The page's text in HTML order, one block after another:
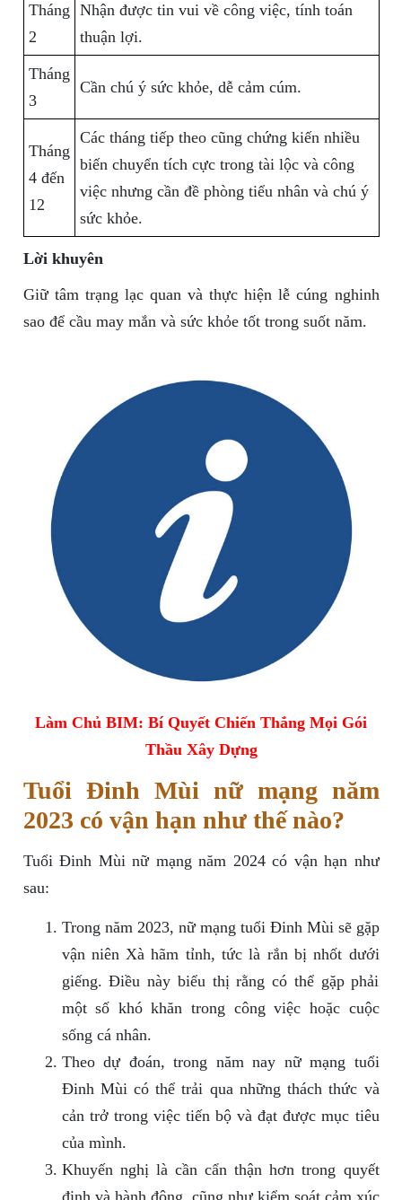
Tháng
2
Nhận được tin vui về công việc, tính toán
thuận lợi.
Tháng
3
Cần chú ý sức khỏe, dễ cảm cúm.
Tháng
4 đến
12
Các tháng tiếp theo cũng chứng kiến nhiều
biến chuyển tích cực trong tài lộc và công
việc nhưng cần đề phòng tiểu nhân và chú ý
sức khỏe.
Lời khuyên
Giữ tâm trạng lạc quan và thực hiện lễ cúng nghinh
sao để cầu may mắn và sức khỏe tốt trong suốt năm.
Làm Chủ BIM: Bí Quyết Chiến Thắng Mọi Gói
Thầu Xây Dựng
Tuổi Đinh Mùi nữ mạng năm
2023 có vận hạn như thế nào?
Tuổi Đinh Mùi nữ mạng năm 2024 có vận hạn như
sau:
Trong năm 2023, nữ mạng tuổi Đinh Mùi sẽ gặp
vận niên Xà hãm tỉnh, tức là rắn bị nhốt dưới
giếng. Điều này biểu thị rằng có thể gặp phải
một số khó khăn trong công việc hoặc cuộc
sống cá nhân.
Theo dự đoán, trong năm nay nữ mạng tuổi
Đinh Mùi có thể trải qua những thách thức và
cản trở trong việc tiến bộ và đạt được mục tiêu
của mình.
Khuyến nghị là cần cẩn thận hơn trong quyết